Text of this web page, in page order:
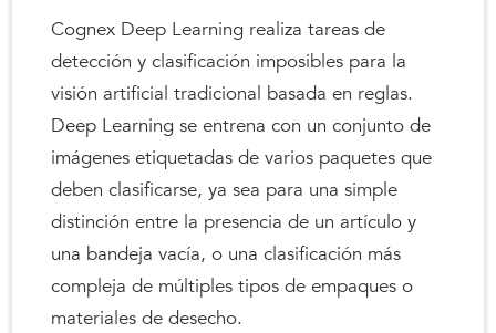
Cognex Deep Learning realiza tareas de
detección y clasificación imposibles para la
visión artificial tradicional basada en reglas.
Deep Learning se entrena con un conjunto de
imágenes etiquetadas de varios paquetes que
deben clasificarse, ya sea para una simple
distinción entre la presencia de un artículo y
una bandeja vacía, o una clasificación más
compleja de múltiples tipos de empaques o
materiales de desecho.